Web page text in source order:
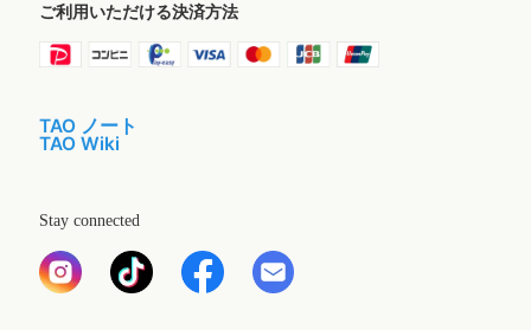
ご利用いただける決済方法
TAO ノート
TAO Wiki
Stay connected